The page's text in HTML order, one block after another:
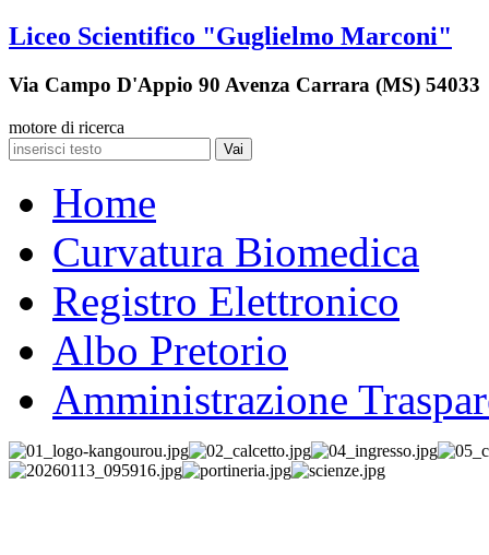
Liceo Scientifico "Guglielmo Marconi"
Via Campo D'Appio 90 Avenza Carrara (MS) 54033
motore di ricerca
Vai
Home
Curvatura Biomedica
Registro Elettronico
Albo Pretorio
Amministrazione